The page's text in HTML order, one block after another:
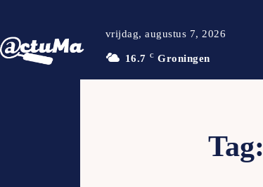
vrijdag, augustus 7, 2026
16.7 C Groningen
Tag: